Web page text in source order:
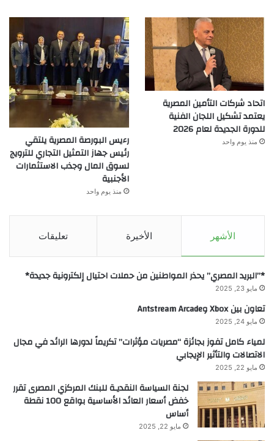
اتحاد شركات التأمين المصرية
يعتمد تشكيل اللجان الفنية
للدورة الجديدة لعام 2026
منذ يوم واحد
رءيس البورصة المصرية يلتقي
رئيس جهاز التمثيل التجاري للترويج
لسوق المال وجذب الاستثمارات
الأجنبية
منذ يوم واحد
الأشهر الأخيرة تعليقات
*”البريد المصري” يحذر المواطنين من حملات احتيال إلكترونية جديدة*
مايو 23, 2025
تعاون بين Xbox وAntstream Arcade
مايو 24, 2025
لمياء كامل تفوز بجائزة “مصريات مؤثرات” تكريماً لدورها الرائد في مجال
الاتصالات والتأثير الإيجابي
مايو 22, 2025
لجنة السياسة النقديـة للبنك المركزي المصرى تقرر
خفض أسعار العائد الأساسية بواقع 100 نقطة
أساس
مايو 22, 2025